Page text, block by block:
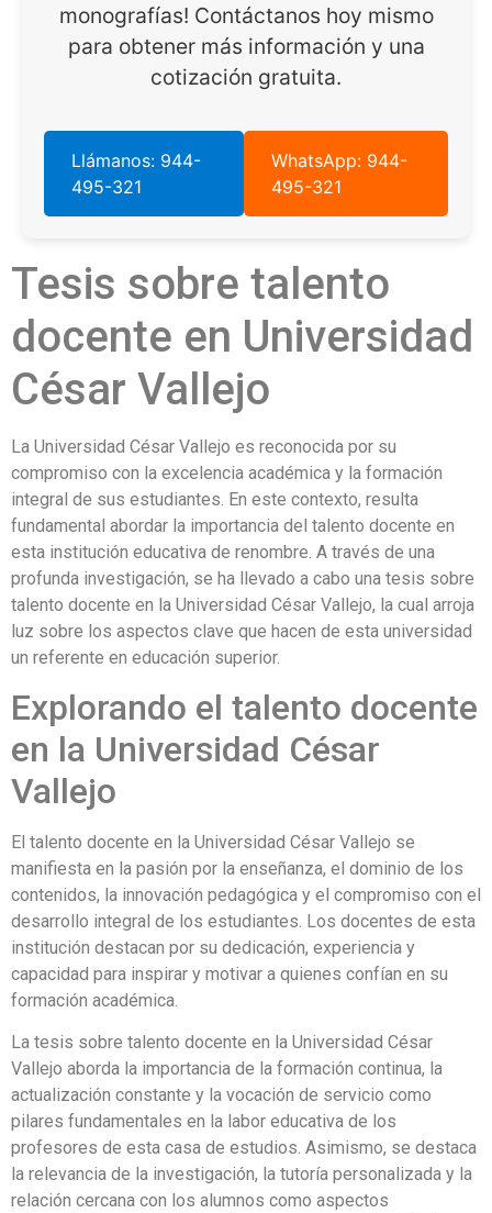
monografías! Contáctanos hoy mismo
para obtener más información y una
cotización gratuita.
Llámanos: 944-
495-321
WhatsApp: 944-
495-321
Tesis sobre talento
docente en Universidad
César Vallejo
La Universidad César Vallejo es reconocida por su
compromiso con la excelencia académica y la formación
integral de sus estudiantes. En este contexto, resulta
fundamental abordar la importancia del talento docente en
esta institución educativa de renombre. A través de una
profunda investigación, se ha llevado a cabo una tesis sobre
talento docente en la Universidad César Vallejo, la cual arroja
luz sobre los aspectos clave que hacen de esta universidad
un referente en educación superior.
Explorando el talento docente
en la Universidad César
Vallejo
El talento docente en la Universidad César Vallejo se
manifiesta en la pasión por la enseñanza, el dominio de los
contenidos, la innovación pedagógica y el compromiso con el
desarrollo integral de los estudiantes. Los docentes de esta
institución destacan por su dedicación, experiencia y
capacidad para inspirar y motivar a quienes confían en su
formación académica.
La tesis sobre talento docente en la Universidad César
Vallejo aborda la importancia de la formación continua, la
actualización constante y la vocación de servicio como
pilares fundamentales en la labor educativa de los
profesores de esta casa de estudios. Asimismo, se destaca
la relevancia de la investigación, la tutoría personalizada y la
relación cercana con los alumnos como aspectos